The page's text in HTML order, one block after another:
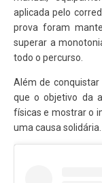
aplicada pelo
prova foram
superar a
todo o percurso.
Além de
que o objetivo da
físicas e mostrar o
uma causa solidária.